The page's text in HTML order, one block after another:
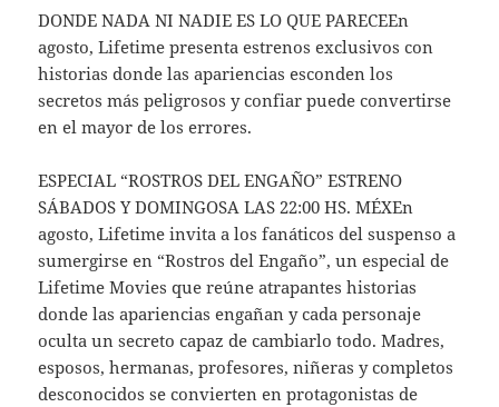
DONDE NADA NI NADIE ES LO QUE PARECEEn
agosto, Lifetime presenta estrenos exclusivos con
historias donde las apariencias esconden los
secretos más peligrosos y confiar puede convertirse
en el mayor de los errores.
ESPECIAL “ROSTROS DEL ENGAÑO” ESTRENO
SÁBADOS Y DOMINGOSA LAS 22:00 HS. MÉXEn
agosto, Lifetime invita a los fanáticos del suspenso a
sumergirse en “Rostros del Engaño”, un especial de
Lifetime Movies que reúne atrapantes historias
donde las apariencias engañan y cada personaje
oculta un secreto capaz de cambiarlo todo. Madres,
esposos, hermanas, profesores, niñeras y completos
desconocidos se convierten en protagonistas de